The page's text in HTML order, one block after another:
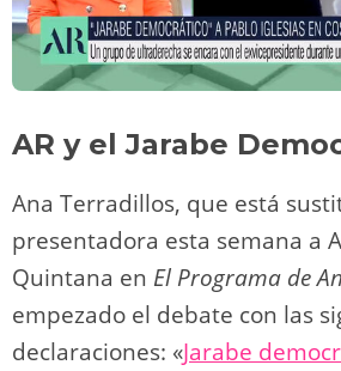
AR y el Jarabe
Ana Terradillos, que está
presentadora esta semana a
Quintana en El Programa de
empezado el debate con las
declaraciones: «Jarabe